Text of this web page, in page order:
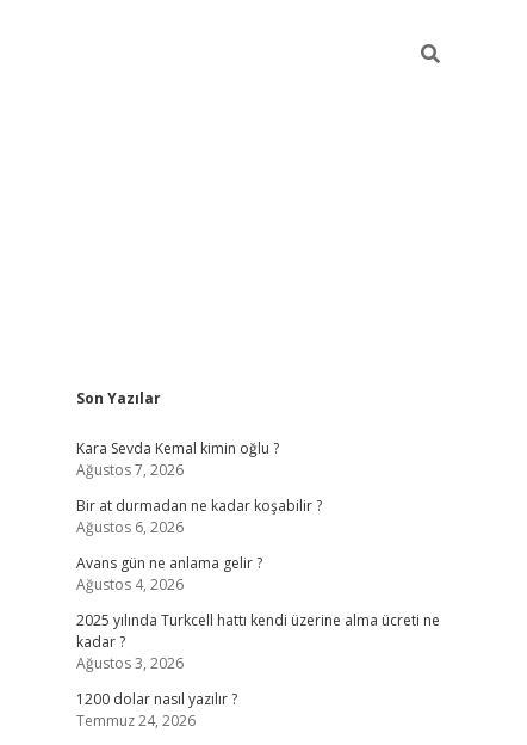
Sidebar
Son Yazılar
Kara Sevda Kemal kimin oğlu ?
Ağustos 7, 2026
Bir at durmadan ne kadar koşabilir ?
Ağustos 6, 2026
Avans gün ne anlama gelir ?
Ağustos 4, 2026
2025 yılında Turkcell hattı kendi üzerine alma ücreti ne
kadar ?
Ağustos 3, 2026
1200 dolar nasıl yazılır ?
Temmuz 24, 2026